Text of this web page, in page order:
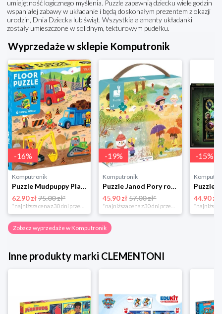
umiejętność logicznego myślenia. Puzzle zapewnią dziecku wiele godzin
wspaniałej zabawy w układanie i będą doskonałym prezentem z okazji
urodzin, Dnia Dziecka lub świąt. Wszystkie elementy układanki
zostały umieszczone w solidnym, tekturowym pudełku.
Wyprzedaże w sklepie Komputronik
-16%
Komputronik
Puzzle Mudpuppy Plac Budowy 25 el.
62.90 zł75.00 zł*
*najniższa cena z 30 dni przed obniżką
-19%
Komputronik
Puzzle Janod Pory roku w walizce 36 elementów
45.90 zł 57.00 zł*
*najniższa cena z 30 dni przed obniżką
-15%
44.90 zł
Zobacz wyprzedaże w Komputronik
Inne produkty marki CLEMENTONI